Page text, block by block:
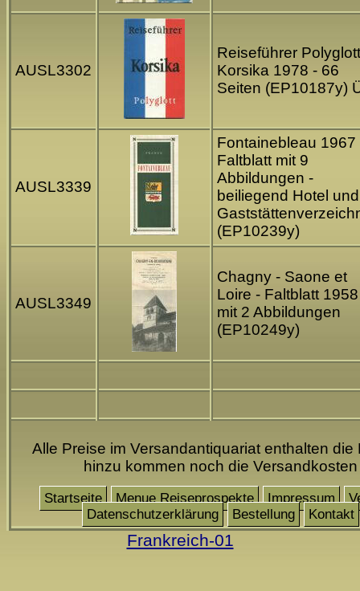
AUSL3302
Reiseführer
Korsika 1978 - 66
Seiten (EP10187y)
AUSL3339
Fontainebleau 1967
Faltblatt mit 9
Abbildungen -
beiliegend Hotel und
(EP10239y)
AUSL3349
Chagny - Saone et
Loire - Faltblatt 1958
mit 2 Abbildungen
(EP10249y)
Alle Preise im Versandantiquariat enthalten die
hinzu kommen noch die Versandkosten
Startseite Menue Reiseprospekte Impressum
Datenschutzerklärung
Bestellung Kontakt
Frankreich-01